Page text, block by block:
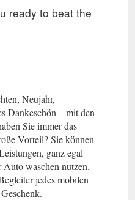
ready to beat the
Neujahr,
Dankeschön – mit den
Sie immer das
Vorteil? Sie können
ganz egal
waschen nutzen.
jedes mobilen